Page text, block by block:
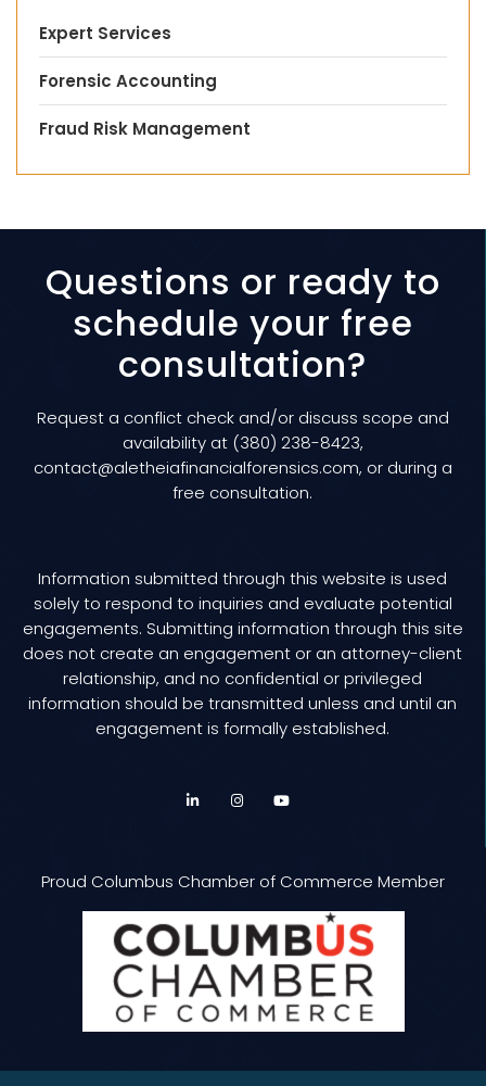
Expert Services
Forensic Accounting
Fraud Risk Management
Questions or ready to
schedule your free
consultation?
Request a conflict check and/or discuss scope and
availability at (380) 238-8423,
contact@aletheiafinancialforensics.com, or during a
free consultation.
Information submitted through this website is used
solely to respond to inquiries and evaluate potential
engagements. Submitting information through this site
does not create an engagement or an attorney-client
relationship, and no confidential or privileged
information should be transmitted unless and until an
engagement is formally established.
Proud Columbus Chamber of Commerce Member